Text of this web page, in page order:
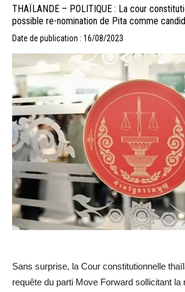
THAÏLANDE – POLITIQUE : La cour
possible re-nomination de Pita comme
Date de publication : 16/08/2023
Sans surprise, la Cour constitutionnelle
requête du parti Move Forward sollicitant la